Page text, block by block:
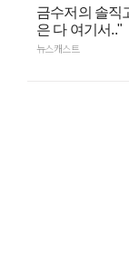
금수저의 솔직
은 다 여기서.."
뉴스캐스트